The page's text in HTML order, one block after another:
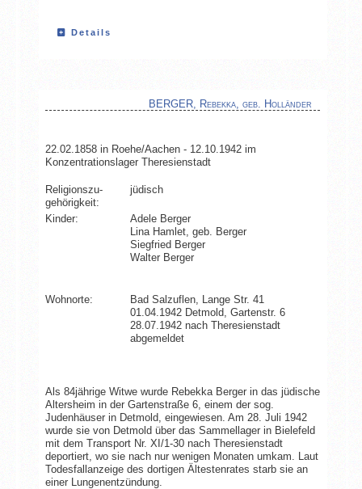
Details
BERGER, Rebekka, geb. Holländer
22.02.1858 in Roehe/Aachen - 12.10.1942 im
Konzentrationslager Theresienstadt
Religionszu­
gehörigkeit:
jüdisch
Kinder:
Adele Berger
Lina Hamlet, geb. Berger
Siegfried Berger
Walter Berger
Wohnorte:
Bad Salzuflen, Lange Str. 41
01.04.1942 Detmold, Gartenstr. 6
28.07.1942 nach Theresienstadt
abgemeldet
Als 84jährige Witwe wurde Rebekka Berger in das jüdische
Altersheim in der Gartenstraße 6, einem der sog.
Judenhäuser in Detmold, eingewiesen. Am 28. Juli 1942
wurde sie von Detmold über das Sammellager in Bielefeld
mit dem Transport Nr. XI/1-30 nach Theresienstadt
deportiert, wo sie nach nur wenigen Monaten umkam. Laut
Todesfallanzeige des dortigen Ältestenrates starb sie an
einer Lungenentzündung.